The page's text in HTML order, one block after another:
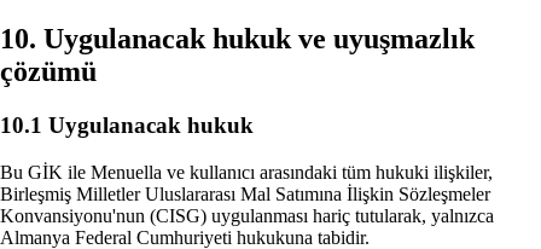
10. Uygulanacak hukuk ve uyuşmazlık
çözümü
10.1 Uygulanacak hukuk
Bu GİK ile Menuella ve kullanıcı arasındaki tüm hukuki ilişkiler,
Birleşmiş Milletler Uluslararası Mal Satımına İlişkin Sözleşmeler
Konvansiyonu'nun (CISG) uygulanması hariç tutularak, yalnızca
Almanya Federal Cumhuriyeti hukukuna tabidir.